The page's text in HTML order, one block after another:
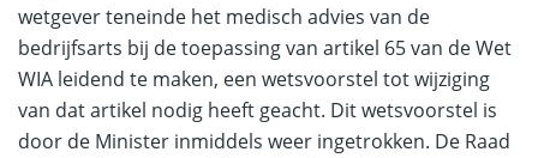
wetgever teneinde het medisch advies van de
bedrijfsarts bij de toepassing van artikel 65 van de Wet
WIA leidend te maken, een wetsvoorstel tot wijziging
van dat artikel nodig heeft geacht. Dit wetsvoorstel is
door de Minister inmiddels weer ingetrokken. De Raad